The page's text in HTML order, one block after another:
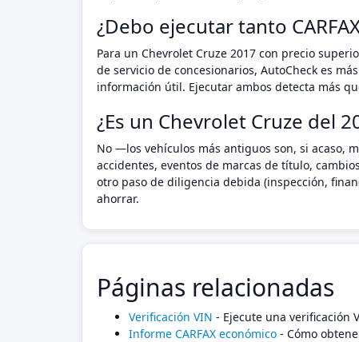
¿Debo ejecutar tanto
Para un Chevrolet Cruze 2017 con precio
de servicio de concesionarios, AutoCheck es
información útil. Ejecutar ambos detecta más
¿Es un Chevrolet Cruze del
No —los vehículos más antiguos son, si acaso,
accidentes, eventos de marcas de título,
otro paso de diligencia debida (inspección,
ahorrar.
Páginas relacionadas
Verificación VIN - Ejecute una verificación
Informe CARFAX económico - Cómo